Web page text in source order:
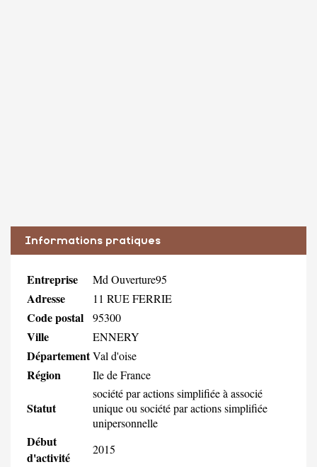
Informations pratiques
Entreprise Md Ouverture95
Adresse 11 RUE FERRIE
Code postal 95300
Ville ENNERY
DépartementVal d'oise
Région Ile de France
Statut
société par actions simplifiée à associé
unique ou société par actions simplifiée
unipersonnelle
Début
d'activité
2015